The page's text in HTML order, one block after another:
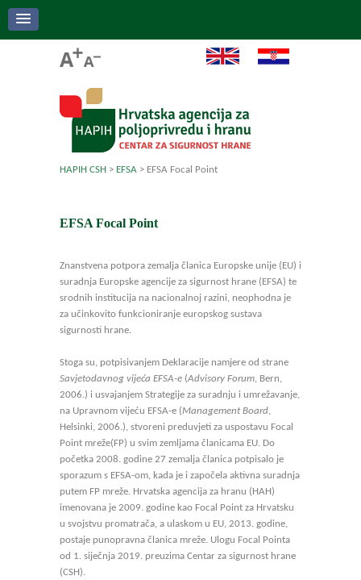
HAPIH CSH > EFSA > EFSA Focal Point
EFSA Focal Point
Znanstvena potpora zemalja članica Europske unije (EU) i
suradnja Europske agencije za sigurnost hrane (EFSA) te
srodnih institucija na nacionalnoj razini, neophodna je
za učinkovito funkcioniranje europskog sustava
sigurnosti hrane.
Stoga su, potpisivanjem Deklaracije namjere od strane
Savjetodavnog vijeća EFSA-e (Advisory Forum, Bern,
2006.) i usvajanjem Strategije za suradnju i umrežavanje,
na Upravnom vijeću EFSA-e (Management Board,
Helsinki, 2006.), stvoreni preduvjeti za uspostavu Focal
Point mreže(FP) u svim zemljama članicama EU. Do
početka 2008. godine 27 zemalja članica potpisalo je
sporazum s EFSA-om, kada je i započela aktivna suradnja
putem FP mreže. Hrvatska agencija za hranu (HAH)
imenovana je 2009. godine kao Focal Point za Hrvatsku
u svojstvu promatrača, a ulaskom u EU, 2013. godine,
postaje punopravna članica mreže. Ulogu Focal Pointa
od 1. siječnja 2019. preuzima Centar za sigurnost hrane
(CSH).